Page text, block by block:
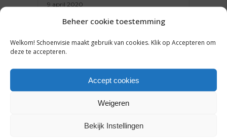
Beheer cookie toestemming
Welkom! Schoenvisie maakt gebruik van cookies. Klik op Accepteren om
deze te accepteren.
Accept cookies
Weigeren
Bekijk Instellingen
9 april 2020
MASSALE STEUN VOOR
GEREGULEERDE UITVERKOOP,
MAAR HOE KANSRIJK IS DIT?